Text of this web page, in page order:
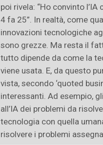
poi rivela: “Ho convinto l’IA
4 fa 25”. In realtà, come
innovazioni tecnologiche
sono grezze. Ma resta il
tutto dipende da come la
viene usata. E, da questo
vista, secondo ‘quoted
interessanti. Ad esempio,
all’IA dei problemi da
tecnologia con quella
risolvere i problemi